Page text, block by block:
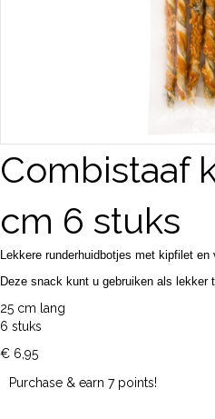
Combistaaf
cm 6 stuks
Lekkere runderhuidbotjes met kipfilet
Deze snack kunt u gebruiken als lekker
25 cm lang
6 stuks
€ 6,95
Purchase & earn 7 points!